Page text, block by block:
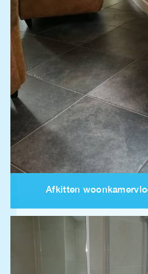
Afkitten